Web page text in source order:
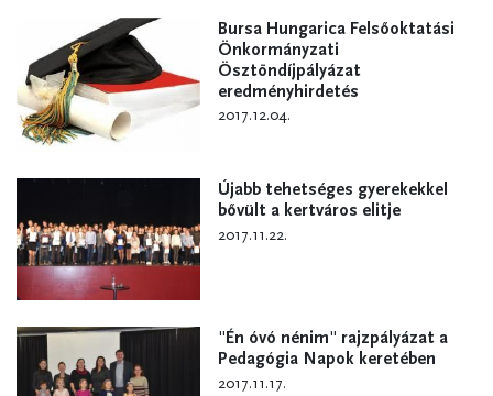
Bursa Hungarica Felsőoktatási
Önkormányzati
Ösztöndíjpályázat
eredményhirdetés
2017.12.04.
Újabb tehetséges gyerekekkel
bővült a kertváros elitje
2017.11.22.
"Én óvó nénim" rajzpályázat a
Pedagógia Napok keretében
2017.11.17.